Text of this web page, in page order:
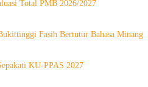
Total PMB 2026/2027
Fasih Bertutur Bahasa Minang
KU-PPAS 2027